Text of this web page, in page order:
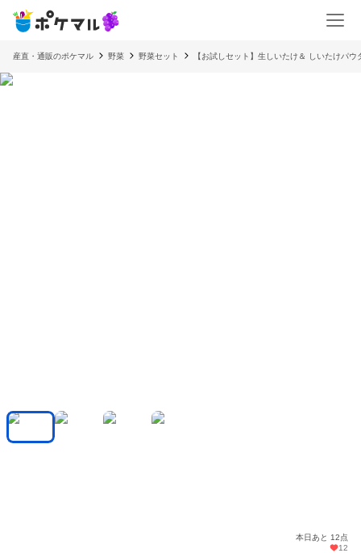
産直・通販のポケマル 野菜 野菜セット 【お試しセット】生しいたけ＆ しいたけパウ
本日あと 12点
12